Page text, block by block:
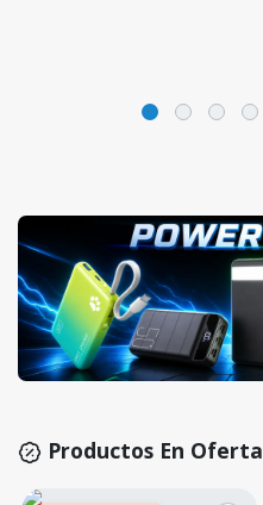
Productos En Oferta